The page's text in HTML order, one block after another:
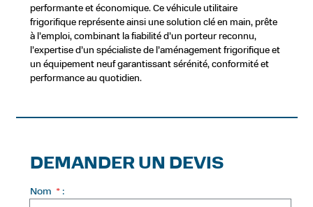
performante et économique. Ce véhicule utilitaire
frigorifique représente ainsi une solution clé en main, prête
à l’emploi, combinant la fiabilité d’un porteur reconnu,
l’expertise d’un spécialiste de l’aménagement frigorifique et
un équipement neuf garantissant sérénité, conformité et
performance au quotidien.